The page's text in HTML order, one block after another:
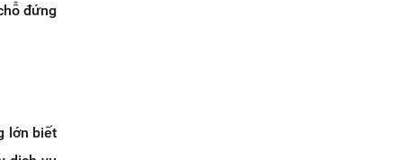
đứng
lớn biết